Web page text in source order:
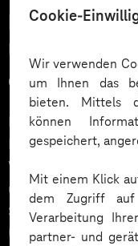
Cookie-
Wir verwenden
um Ihnen das
bieten. Mittels
können
gespeichert,
Mit einem Klick
dem Zugriff
Verarbeitung Ihrer
partner- und
Microsoft
echten
Microsoft 365
Einstieg in KI. Der
Wissen verfügbar
und fundierte
Sie anhand
Unternehmen